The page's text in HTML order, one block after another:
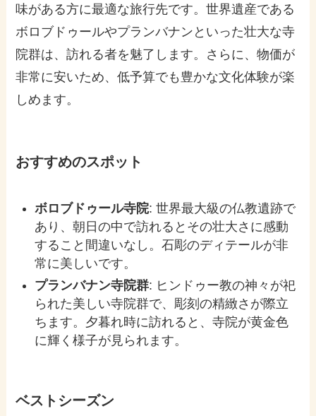
味がある方に最適な旅行先です。世界遺産である
ボロブドゥールやプランバナンといった壮大な寺
院群は、訪れる者を魅了します。さらに、物価が
非常に安いため、低予算でも豊かな文化体験が楽
しめます。
おすすめのスポット
ボロブドゥール寺院: 世界最大級の仏教遺跡で
あり、朝日の中で訪れるとその壮大さに感動
すること間違いなし。石彫のディテールが非
常に美しいです。
プランバナン寺院群: ヒンドゥー教の神々が祀
られた美しい寺院群で、彫刻の精緻さが際立
ちます。夕暮れ時に訪れると、寺院が黄金色
に輝く様子が見られます。
ベストシーズン